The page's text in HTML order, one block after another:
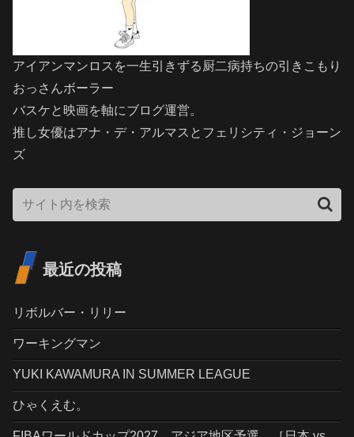
アイアンマンロスを一生引きずる厨二病持ちの引きこもり
おっさんボーラー
バスケと映画を軸にブログ運営。
推し女優はアナ・デ・アルマスとフェリシティ・ジョーン
ズ
最近の投稿
リボルバー・リリー
ワーキングマン
YUKI KAWAMURA IN SUMMER LEAGUE
ひゃくえむ。